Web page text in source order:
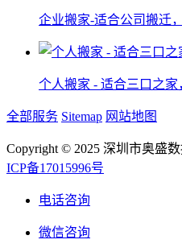
企业搬家-适合公司搬迁
个人搬家 - 适合三口之
全部服务 Sitemap 网站地图
Copyright © 2025 深圳市奥盛
ICP备17015996号
电话咨询
微信咨询